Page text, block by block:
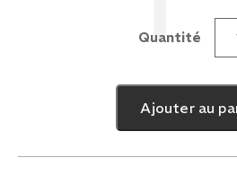
Quantité
VIS
SPIN
Ajouter au